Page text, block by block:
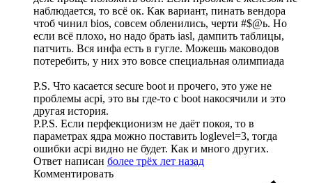
наблюдается, то всё ок. Как вариант, пинать вендора
чтоб чинил bios, совсем обленились, черти #$@ь. Но
если всё плохо, но надо брать iasl, дампить таблицы,
патчить. Вся инфа есть в гугле. Можешь маководов
потеребить, у них это вовсе специальная олимпиада
P.S. Что касается secure boot и прочего, это уже не
проблемы acpi, это вы где-то с boot накосячили и это
другая история.
P.P.S. Если перфекционизм не даёт покоя, то в
параметрах ядра можно поставить loglevel=3, тогда
ошибки acpi видно не будет. Как и много других.
Ответ написан более трёх лет назад
Комментировать